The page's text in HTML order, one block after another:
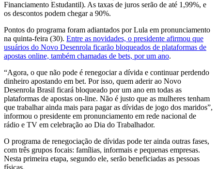
Financiamento Estudantil). As taxas de juros serão de até 1,99%, e
os descontos podem chegar a 90%.
Pontos do programa foram adiantados por Lula em pronunciamento
na quinta-feira (30). Entre as novidades, o presidente afirmou que
usuários do Novo Desenrola ficarão bloqueados de plataformas de
apostas online, também chamadas de bets, por um ano.
“Agora, o que não pode é renegociar a dívida e continuar perdendo
dinheiro apostando em bet. Por isso, quem aderir ao Novo
Desenrola Brasil ficará bloqueado por um ano em todas as
plataformas de apostas on-line. Não é justo que as mulheres tenham
que trabalhar ainda mais para pagar as dívidas de jogo dos maridos”,
informou o presidente em pronunciamento em rede nacional de
rádio e TV em celebração ao Dia do Trabalhador.
O programa de renegociação de dívidas pode ter ainda outras fases,
com três grupos focais: famílias, informais e pequenas empresas.
Nesta primeira etapa, segundo ele, serão beneficiadas as pessoas